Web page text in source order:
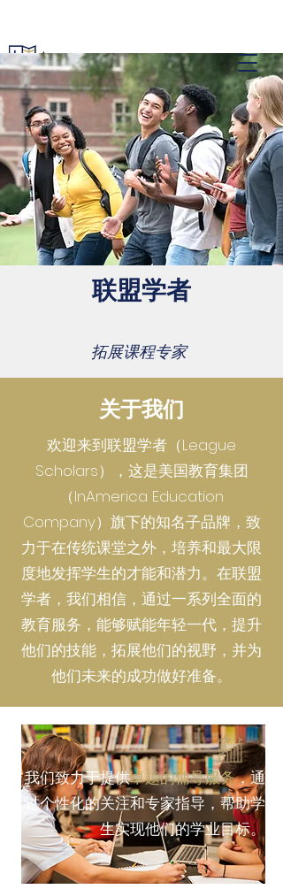
联盟学者
拓展课程专家
关于我们
欢迎来到联盟学者（League
Scholars），这是美国教育集团
（InAmerica Education
Company）旗下的知名子品牌，致
力于在传统课堂之外，培养和最大限
度地发挥学生的才能和潜力。在联盟
学者，我们相信，通过一系列全面的
教育服务，能够赋能年轻一代，提升
他们的技能，拓展他们的视野，并为
他们未来的成功做好准备。
我们致力于提供卓越的辅导服务，通
过个性化的关注和专家指导，帮助学
生实现他们的学业目标。